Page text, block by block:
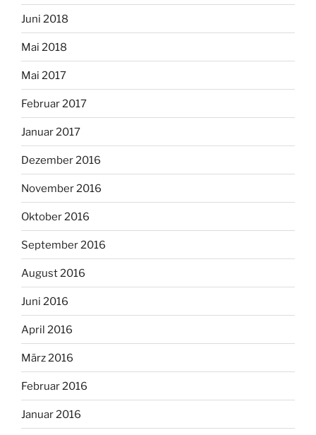
Juni 2018
Mai 2018
Mai 2017
Februar 2017
Januar 2017
Dezember 2016
November 2016
Oktober 2016
September 2016
August 2016
Juni 2016
April 2016
März 2016
Februar 2016
Januar 2016